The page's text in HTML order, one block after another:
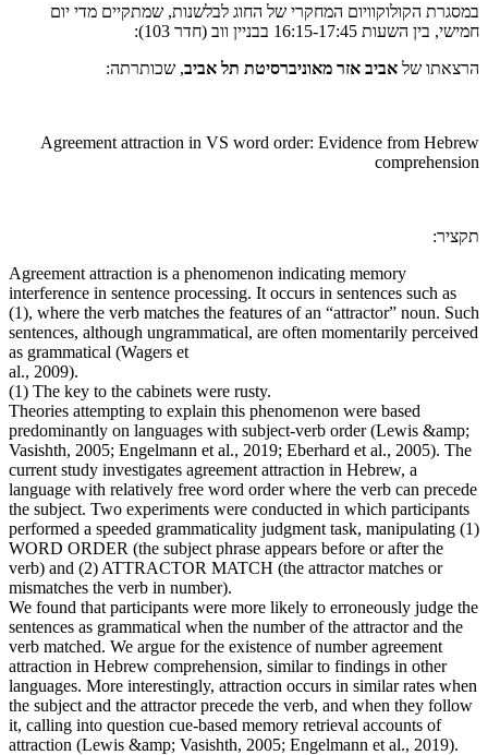
במסגרת הקולוקוויום המחקרי של החוג לבלשנות, שמתקיים מדי יום
חמישי, בין השעות 16:15-17:45 בבניין ווב (חדר 103):
הרצאתו של אביב אזר מאוניברסיטת תל אביב, שכותרתה:
Agreement attraction in VS word order: Evidence from Hebrew
comprehension
תקציר:
Agreement attraction is a phenomenon indicating memory
interference in sentence processing. It occurs in sentences such as
(1), where the verb matches the features of an “attractor” noun. Such
sentences, although ungrammatical, are often momentarily perceived
as grammatical (Wagers et
al., 2009).
(1) The key to the cabinets were rusty.
Theories attempting to explain this phenomenon were based
predominantly on languages with subject-verb order (Lewis &amp;
Vasishth, 2005; Engelmann et al., 2019; Eberhard et al., 2005). The
current study investigates agreement attraction in Hebrew, a
language with relatively free word order where the verb can precede
the subject. Two experiments were conducted in which participants
performed a speeded grammaticality judgment task, manipulating (1)
WORD ORDER (the subject phrase appears before or after the
verb) and (2) ATTRACTOR MATCH (the attractor matches or
mismatches the verb in number).
We found that participants were more likely to erroneously judge the
sentences as grammatical when the number of the attractor and the
verb matched. We argue for the existence of number agreement
attraction in Hebrew comprehension, similar to findings in other
languages. More interestingly, attraction occurs in similar rates when
the subject and the attractor precede the verb, and when they follow
it, calling into question cue-based memory retrieval accounts of
attraction (Lewis &amp; Vasishth, 2005; Engelmann et al., 2019).